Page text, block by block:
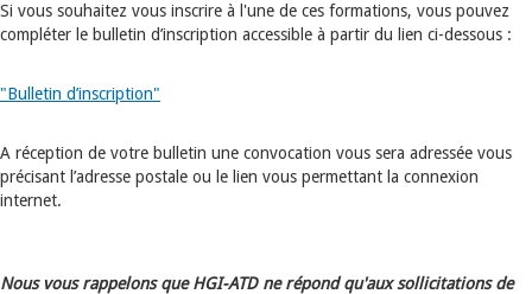
Si vous souhaitez vous inscrire à l'une de ces formations, vous pouvez
compléter le bulletin d’inscription accessible à partir du lien ci-dessous :
"Bulletin d’inscription"
A réception de votre bulletin une convocation vous sera adressée vous
précisant l’adresse postale ou le lien vous permettant la connexion
internet.
Nous vous rappelons que HGI-ATD ne répond qu'aux sollicitations de